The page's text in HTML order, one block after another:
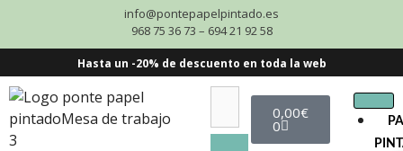
info@pontepapelpintado.es
968 75 36 73 – 694 21 92 58
Hasta un -20% de descuento en toda la web
0,00€
0